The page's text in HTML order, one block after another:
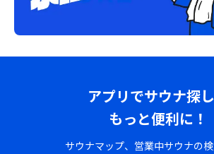
アプリでサウナ探
もっと便利に！
サウナマップ、営業中サウナの検